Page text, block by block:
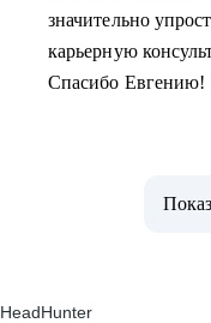
значительно
карьерную
Спасибо Евгению!
HeadHunter